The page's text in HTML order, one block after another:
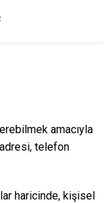
amacıyla
telefon
haricinde, kişisel